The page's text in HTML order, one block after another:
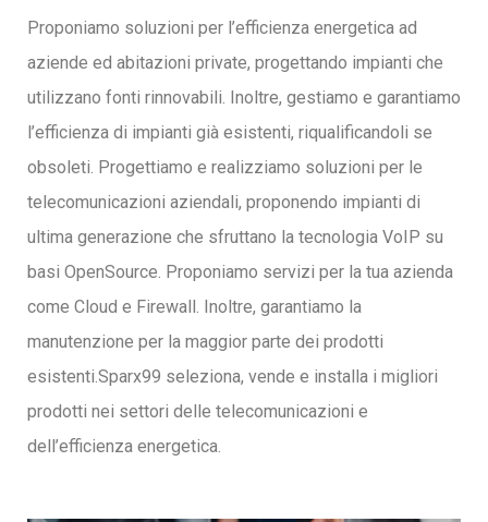
Proponiamo soluzioni per l’efficienza energetica ad
aziende ed abitazioni private, progettando impianti che
utilizzano fonti rinnovabili. Inoltre, gestiamo e garantiamo
l’efficienza di impianti già esistenti, riqualificandoli se
obsoleti. Progettiamo e realizziamo soluzioni per le
telecomunicazioni aziendali, proponendo impianti di
ultima generazione che sfruttano la tecnologia VoIP su
basi OpenSource. Proponiamo servizi per la tua azienda
come Cloud e Firewall. Inoltre, garantiamo la
manutenzione per la maggior parte dei prodotti
esistenti.Sparx99 seleziona, vende e installa i migliori
prodotti nei settori delle telecomunicazioni e
dell’efficienza energetica.